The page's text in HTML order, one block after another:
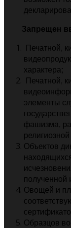
Запрещен
Печатной,
характера;
Печатной,
элементы
фашизма,
Объектов
полученной
Овощей и
Образцов